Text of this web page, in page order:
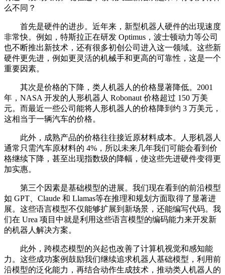
么不同？
首先是硬件的进步。近年来，新型机器人硬件的出现速度
非常快。例如，特斯拉正在研发 Optimus，波士顿动力等公司
也不断推出新技术，还有很多初创公司进入这一领域。这些新
硬件更先进，例如更灵活的机械手和更高的可靠性，这是一个
重要因素。
其次是价格的下降，类人机器人的价格显著降低。2001
年，NASA 开发的人形机器人 Robonaut 价格超过 150 万美
元。而最近一些公司能将人形机器人的价格降到约 3 万美元，
这相当于一辆汽车的价格。
此外，成熟产品的价格往往接近原材料成本。人形机器人
通常只需汽车原材料的 4%，所以未来几年我们可能会看到价
格继续下降，甚至出现指数级的降幅，使这些先进硬件变得更
加实惠。
第三个因素是基础模型的进展。我们现在看到的前沿模型
如 GPT、Claude 和 Llamas等在推理和规划方面取得了显著进
展。这些语言模型不仅能够扩展到新场景，还能编写代码。我
们在 Urea 项目中就是利用这些语言模型的编码能力来开发新
的机器人解决方案。
此外，跨模态模型的兴起也改善了计算机视觉和感知能
力。这些成功案例鼓励我们继续追求机器人基础模型，利用前
沿模型的泛化能力，再结合动作生成技术，推动类人机器人的